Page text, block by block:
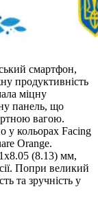
смартфон,
продуктивність
міцну
панель, що
вагою.
у кольорах Facing
Orange.
(8.13) мм,
Попри великий
та зручність у